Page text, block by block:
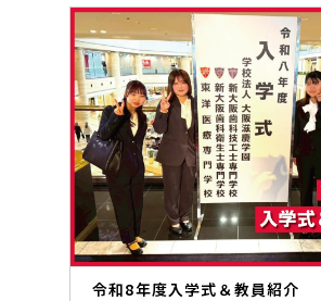
令和8年度入学式＆教員紹介